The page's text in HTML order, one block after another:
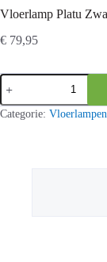
Vloerlamp Platu
€ 79,95
Vloerlamp
Platu
Zwart
aantal
Categorie: Vloerlampen